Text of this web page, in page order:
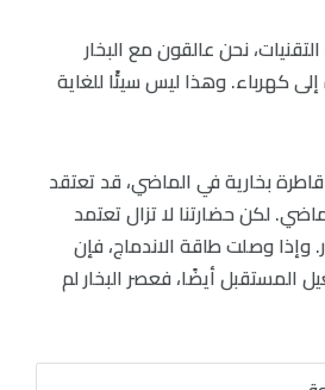
نحن عالقون مع البخار
كهرباء. وهذا ليس سيئًا للغاية
بخارية في الماضي، قد تعتقد
لكن حضارتنا لا تزال تعتمد
وإذا وصلت طاقة الاندماج، فإن
المستقبل أيضًا، فعصر البخار لم